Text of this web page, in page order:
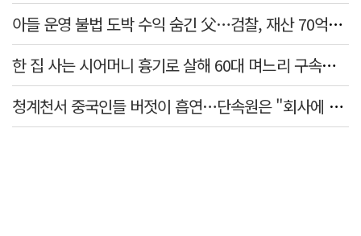
아들 운영 불법 도박 수익 숨긴 父…검찰, 재산 70억원 몰수
한 집 사는 시어머니 흉기로 살해 60대 며느리 구속…범행 동기는
청계천서 중국인들 버젓이 흡연…단속원은 "회사에 알려라" 딴청